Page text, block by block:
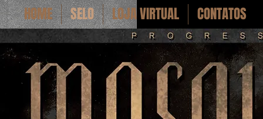
HOME SELO LOJA VIRTUAL CONTATOS